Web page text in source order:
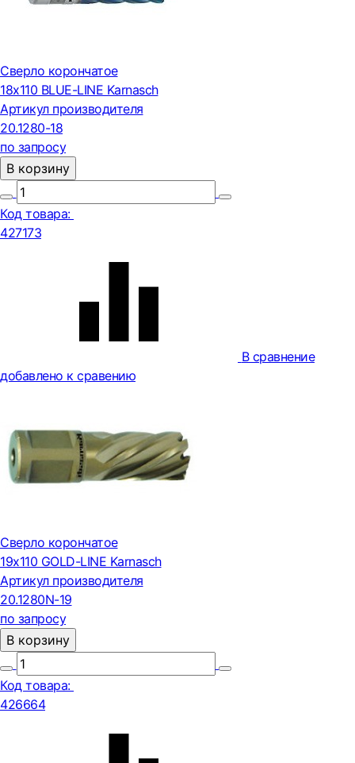
Сверло корончатое
18х110 BLUE-LINE Karnasch
Артикул производителя
20.1280-18
по запросу
В корзину
Код товара:
427173
В сравнение
добавлено к сравению
Сверло корончатое
19х110 GOLD-LINE Karnasch
Артикул производителя
20.1280N-19
по запросу
В корзину
Код товара:
426664